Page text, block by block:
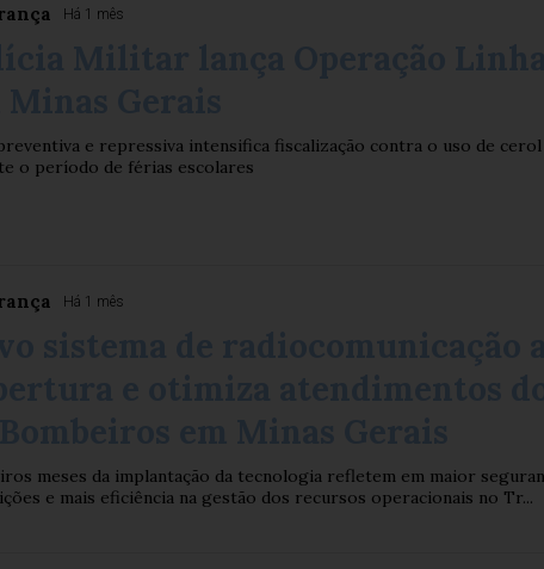
Há 1 mês
e repressiva intensifica fiscalização contra o uso de
o período de férias escolares
Há 1 mês
meses da implantação da tecnologia refletem em maior
e mais eficiência na gestão dos recursos operacionais no Tr...